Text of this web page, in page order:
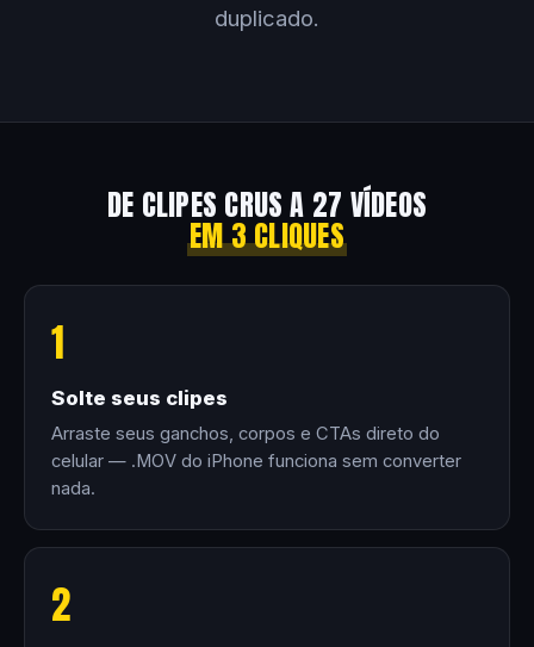
duplicado.
DE CLIPES CRUS A 27 VÍDEOS
EM 3 CLIQUES
1
Solte seus clipes
Arraste seus ganchos, corpos e CTAs direto do
celular — .MOV do iPhone funciona sem converter
nada.
2